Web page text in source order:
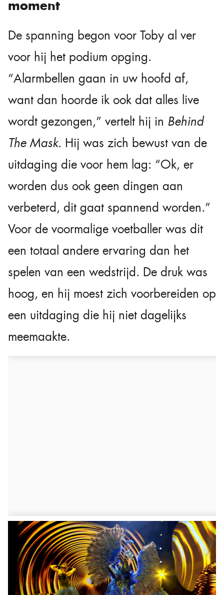
moment
De spanning begon voor Toby al ver
voor hij het podium opging.
“Alarmbellen gaan in uw hoofd af,
want dan hoorde ik ook dat alles live
wordt gezongen,” vertelt hij in Behind
The Mask. Hij was zich bewust van de
uitdaging die voor hem lag: “Ok, er
worden dus ook geen dingen aan
verbeterd, dit gaat spannend worden.”
Voor de voormalige voetballer was dit
een totaal andere ervaring dan het
spelen van een wedstrijd. De druk was
hoog, en hij moest zich voorbereiden op
een uitdaging die hij niet dagelijks
meemaakte.